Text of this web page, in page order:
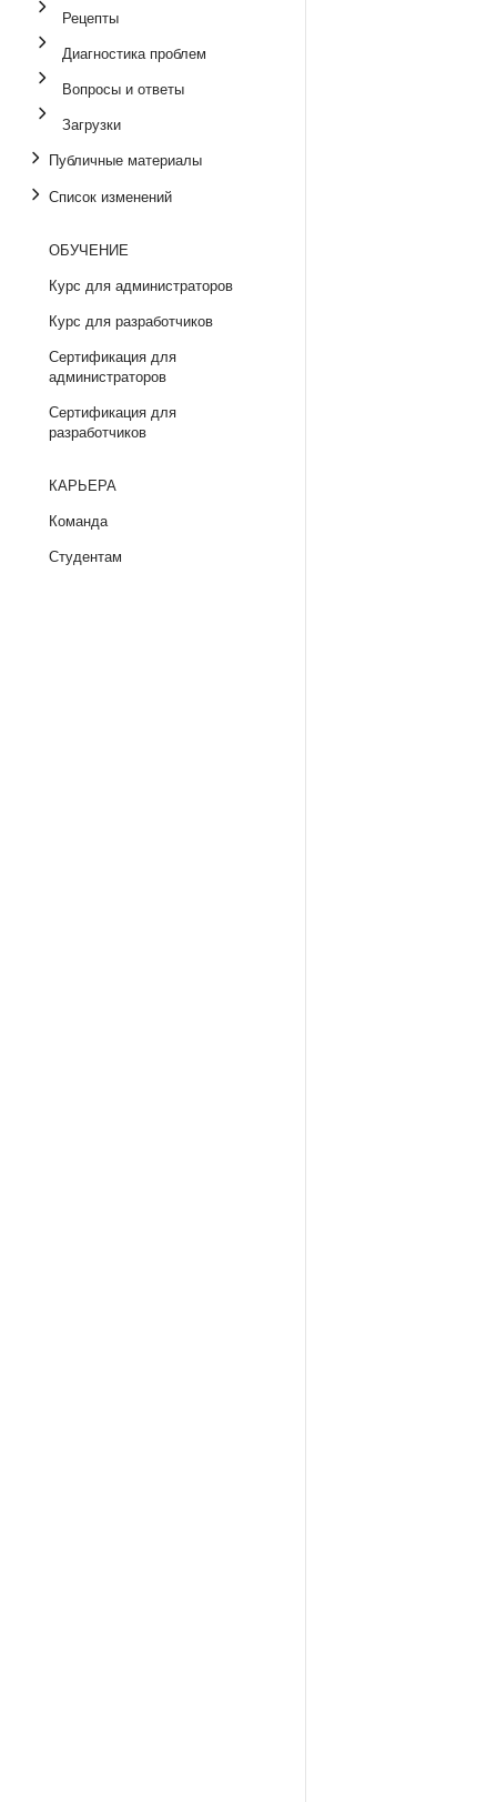
Рецепты
Диагностика проблем
Вопросы и ответы
Загрузки
Публичные материалы
Список изменений
ОБУЧЕНИЕ
Курс для администраторов
Курс для разработчиков
Сертификация для
администраторов
Сертификация для
разработчиков
КАРЬЕРА
Команда
Студентам